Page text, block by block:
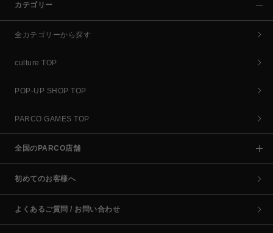
カテゴリー
全カテゴリーから探す
culture TOP
POP-UP SHOP TOP
PARCO GAMES TOP
全国のPARCO店舗
初めてのお客様へ
よくあるご質問 / お問い合わせ